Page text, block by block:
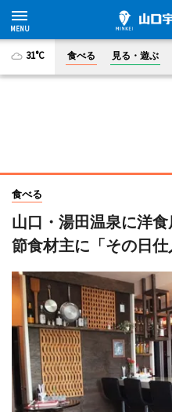
31°C 食べる 見る・遊ぶ
食べる
山口・湯田温泉に洋
節食材主に「その日